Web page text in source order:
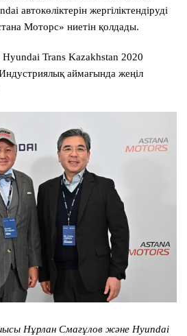
автокөліктерін жергіліктендіруді
Моторс» ниетін қолдады.
Hyundai Trans Kazakhstan 2020
аймағында жеңіл
Нұрлан Смағұлов және Hyundai